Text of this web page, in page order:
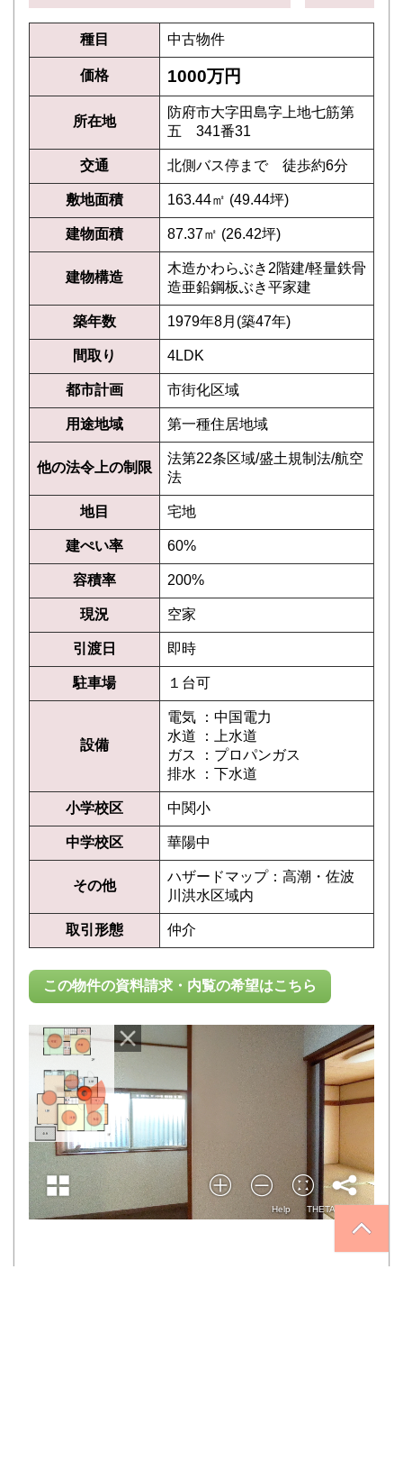
種目 中古物件
価格 1000万円
所在地
防府市大字田島字上地七筋第
五 341番31
交通 北側バス停まで 徒歩約6分
敷地面積 163.44㎡ (49.44坪)
建物面積 87.37㎡ (26.42坪)
建物構造
木造かわらぶき2階建/軽量鉄骨
造亜鉛鋼板ぶき平家建
築年数 1979年8月(築47年)
間取り 4LDK
都市計画 市街化区域
用途地域 第一種住居地域
他の法令上の制限
法第22条区域/盛土規制法/航空
法
地目 宅地
建ぺい率 60%
容積率 200%
現況 空家
引渡日 即時
駐車場 １台可
設備
電気 ：中国電力
水道 ：上水道
ガス ：プロパンガス
排水 ：下水道
小学校区 中関小
中学校区 華陽中
その他
ハザードマップ：高潮・佐波
川洪水区域内
取引形態 仲介
この物件の資料請求・内覧の希望はこちら